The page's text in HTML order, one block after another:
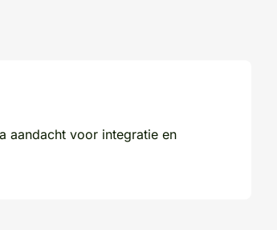
aandacht voor integratie en